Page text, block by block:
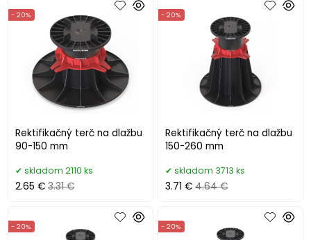
Rektifikačný terč na dlažbu
90-150 mm
- 20%
skladom 2110 ks
2.65 € 3.31 €
Rektifikačný terč na dlažbu
150-260 mm
- 20%
skladom 3713 ks
3.71 € 4.64 €
- 20% - 20%